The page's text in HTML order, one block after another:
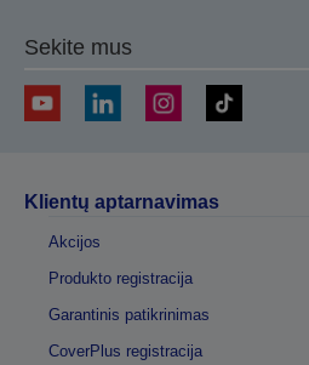
Sekite mus
Klientų aptarnavimas
Akcijos
Produkto registracija
Garantinis patikrinimas
CoverPlus registracija